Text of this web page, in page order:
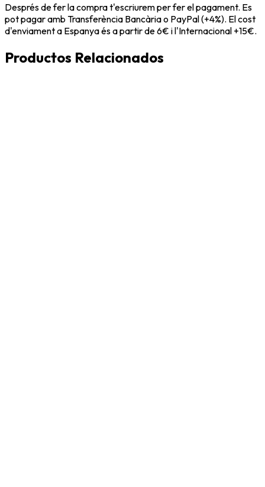
Després de fer la compra t'escriurem per fer el pagament. Es
pot pagar amb Transferència Bancària o PayPal (+4%). El cost
d'enviament a Espanya és a partir de 6€ i l'Internacional +15€.
Productos Relacionados